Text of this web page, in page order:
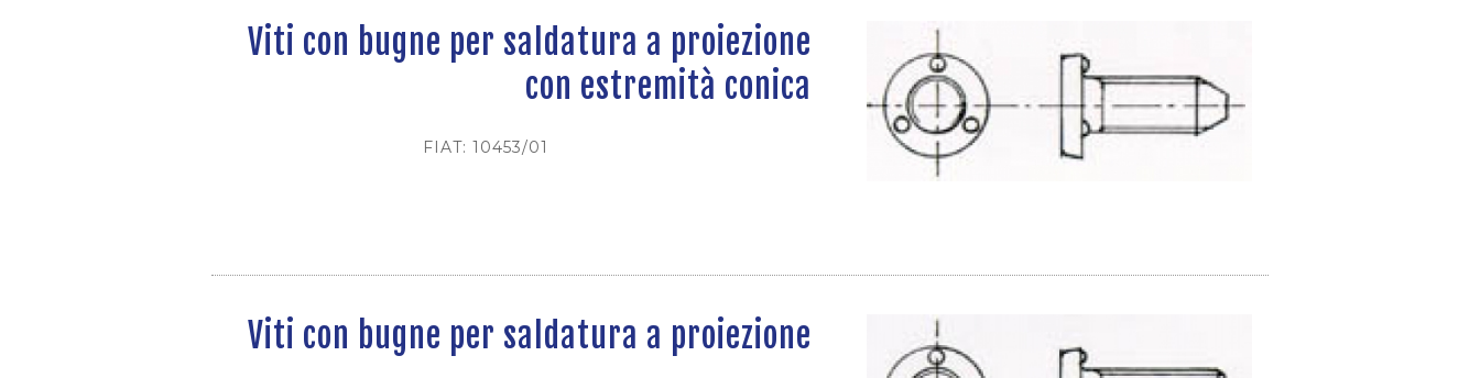
Viti con bugne per saldatura a proiezione
con estremità conica
FIAT: 10453/01
Viti con bugne per saldatura a proiezione